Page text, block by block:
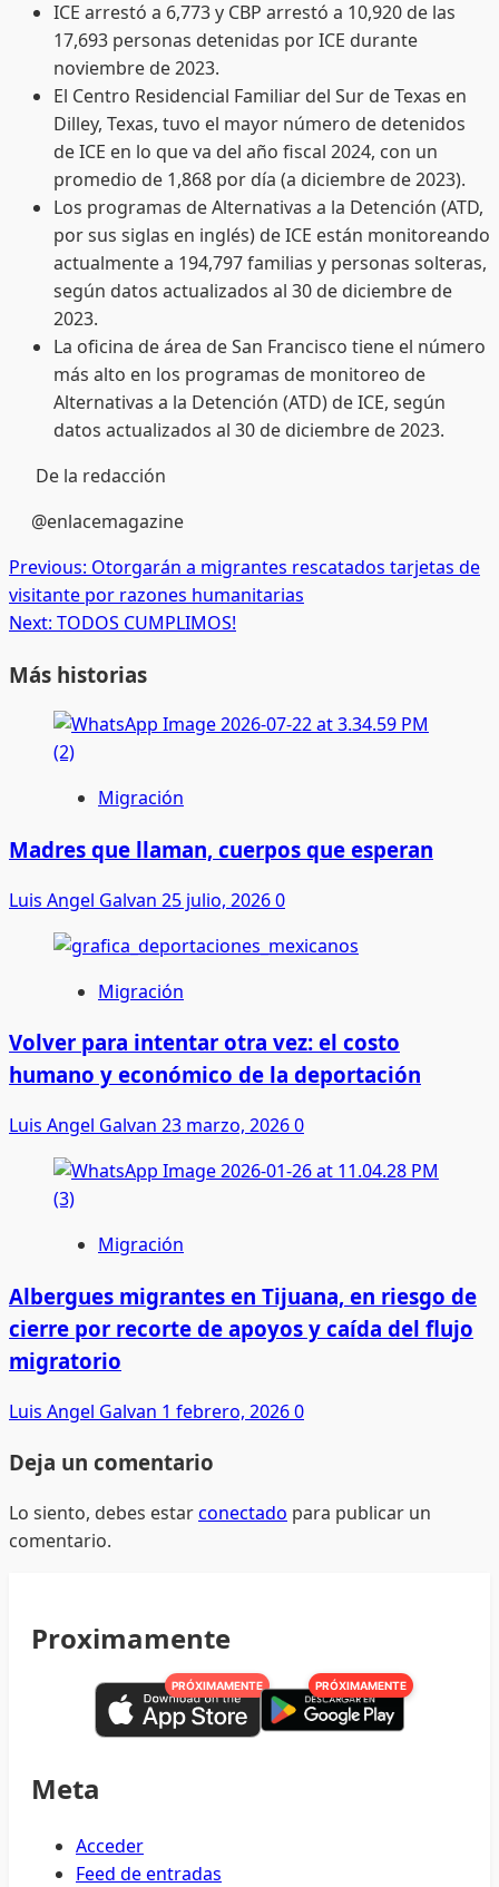
ICE arrestó a 6,773 y CBP arrestó a 10,920 de las
17,693 personas detenidas por ICE durante
noviembre de 2023.
El Centro Residencial Familiar del Sur de Texas en
Dilley, Texas, tuvo el mayor número de detenidos
de ICE en lo que va del año fiscal 2024, con un
promedio de 1,868 por día (a diciembre de 2023).
Los programas de Alternativas a la Detención (ATD,
por sus siglas en inglés) de ICE están monitoreando
actualmente a 194,797 familias y personas solteras,
según datos actualizados al 30 de diciembre de
2023.
La oficina de área de San Francisco tiene el número
más alto en los programas de monitoreo de
Alternativas a la Detención (ATD) de ICE, según
datos actualizados al 30 de diciembre de 2023.
De la redacción
@enlacemagazine
Post
navigation
Previous: Otorgarán a migrantes rescatados tarjetas de
visitante por razones humanitarias
Next: TODOS CUMPLIMOS!
Más historias
Migración
Madres que llaman, cuerpos que esperan
Luis Angel Galvan 25 julio, 20260
Migración
Volver para intentar otra vez: el costo
humano y económico de la deportación
Luis Angel Galvan 23 marzo, 20260
Migración
Albergues migrantes en Tijuana, en riesgo de
cierre por recorte de apoyos y caída del flujo
migratorio
Luis Angel Galvan 1 febrero, 20260
Deja un comentario
Lo siento, debes estarconectado para publicar un
comentario.
Proximamente
PRÓXIMAMENTE PRÓXIMAMENTE
Meta
Acceder
Feed de entradas